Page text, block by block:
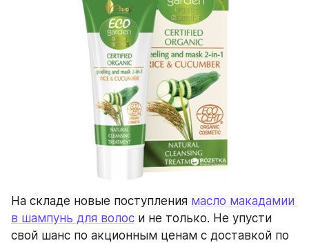
На складе новые поступления масло макадамии
в шампунь для волос и не только. Не упусти
свой шанс по акционным ценам с доставкой по